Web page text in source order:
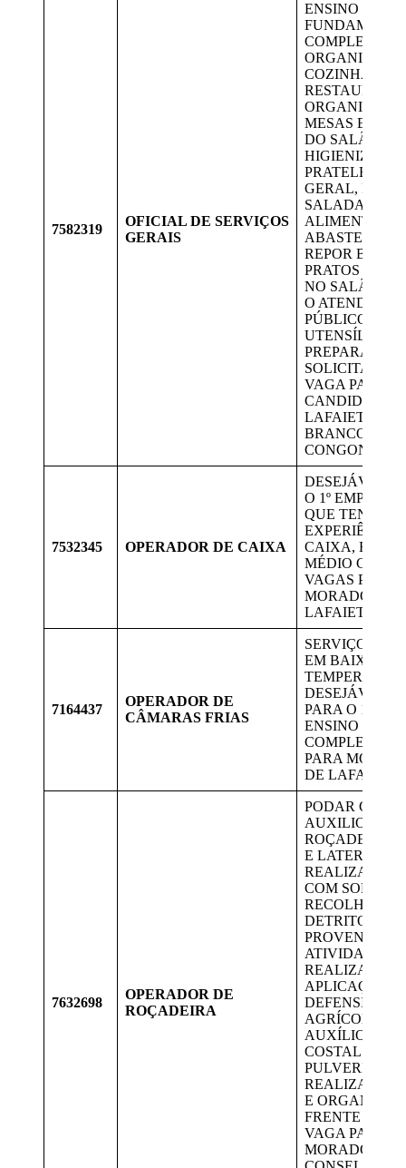
7582319
OFICIAL DE SERVIÇOS
GERAIS
ENSINO
COMPLETO.
ORGANIZAR
COZINHA DO
ORGANIZAR
MESAS E
DO SALÃO,
HIGIENIZAR
PRATELEIRAS
GERAL,
SALADAS,
ALIMENTOS,
ABASTECER
REPOR
PRATOS E
NO SALÃO
O
PÚBLICO,
UTENSÍLIOS
PREPARAR
VAGA PARA
CANDIDATOS
LAFAIETE,
BRANCO E
CONGONHAS.
7532345 OPERADOR DE CAIXA
DESEJÁVEL
O 1º
QUE TENHA
EXPERIÊNCIA
CAIXA,
MÉDIO
VAGAS PARA
MORADORES
LAFAIETE.
7164437
OPERADOR DE
CÂMARAS FRIAS
SERVIÇO
EM BAIXAS
DESEJÁVEL
PARA O 1º
ENSINO
COMPLETO,
PARA
DE LAFAIETE.
7632698
OPERADOR DE
ROÇADEIRA
PODAR
AUXILIO DE
ROÇADEIRA
E LATERAL, E
REALIZAR A
COM
RECOLHER OS
DETRITOS
ATIVIDADE.
REALIZAR
APLICAÇÃO
DEFENSIVOS
AGRÍCOLAS
AUXÍLIO DE
COSTAL E
REALIZAR A
E
FRENTE DE
VAGA PARA
MORADORES